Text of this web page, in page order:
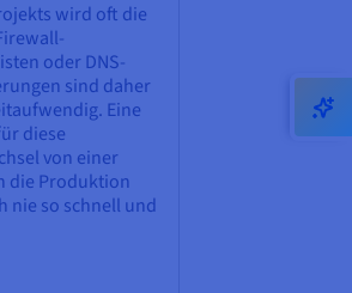
wird oft die
oder DNS-
sind daher
Eine
diese
von einer
die Produktion
nie so schnell und